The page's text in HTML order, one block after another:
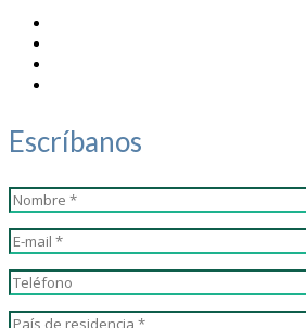
Escríbanos